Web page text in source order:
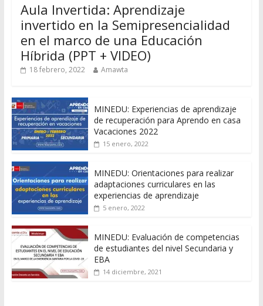
Aula Invertida: Aprendizaje
invertido en la Semipresencialidad
en el marco de una Educación
Híbrida (PPT + VIDEO)
18 febrero, 2022 Amawta
MINEDU: Experiencias de aprendizaje
de recuperación para Aprendo en casa
Vacaciones 2022
15 enero, 2022
MINEDU: Orientaciones para realizar
adaptaciones curriculares en las
experiencias de aprendizaje
5 enero, 2022
MINEDU: Evaluación de competencias
de estudiantes del nivel Secundaria y
EBA
14 diciembre, 2021